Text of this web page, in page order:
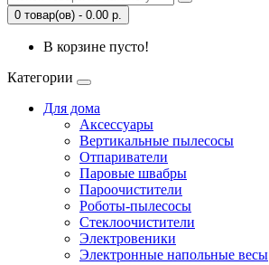
0 товар(ов) - 0.00 р.
В корзине пусто!
Категории
Для дома
Аксессуары
Вертикальные пылесосы
Отпариватели
Паровые швабры
Пароочистители
Роботы-пылесосы
Стеклоочистители
Электровеники
Электронные напольные весы